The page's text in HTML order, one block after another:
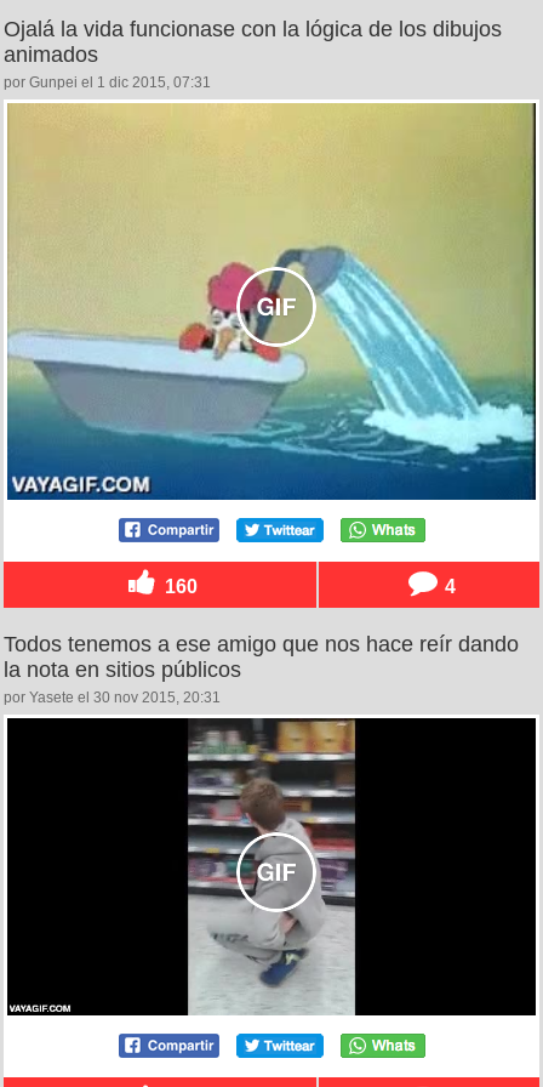
Ojalá la vida funcionase con la lógica de los dibujos
animados
por Gunpei el 1 dic 2015, 07:31
160 4
Todos tenemos a ese amigo que nos hace reír dando
la nota en sitios públicos
por Yasete el 30 nov 2015, 20:31